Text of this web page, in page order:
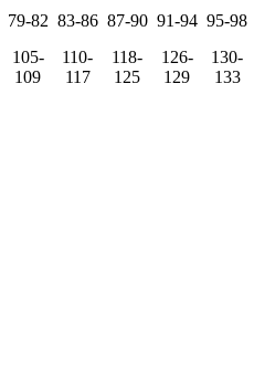
79-82 83-86 87-90 91-94 95-98
105-
109
110-
117
118-
125
126-
129
130-
133